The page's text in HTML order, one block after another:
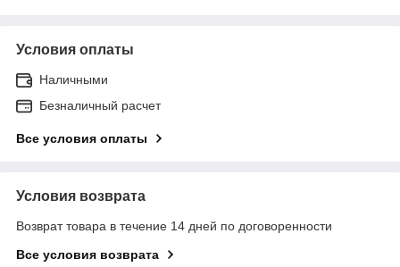
Условия оплаты
Наличными
Безналичный расчет
Все условия оплаты
Условия возврата
Возврат товара в течение 14 дней по договоренности
Все условия возврата